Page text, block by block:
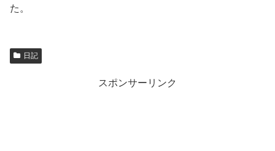
た。
日記
スポンサーリンク